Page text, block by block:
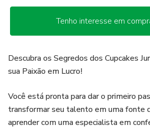
Tenho interesse em
Descubra os Segredos dos Cupcakes
sua Paixão em Lucro!
Você está pronta para dar o primeiro
transformar seu talento em uma fonte
aprender com uma especialista em